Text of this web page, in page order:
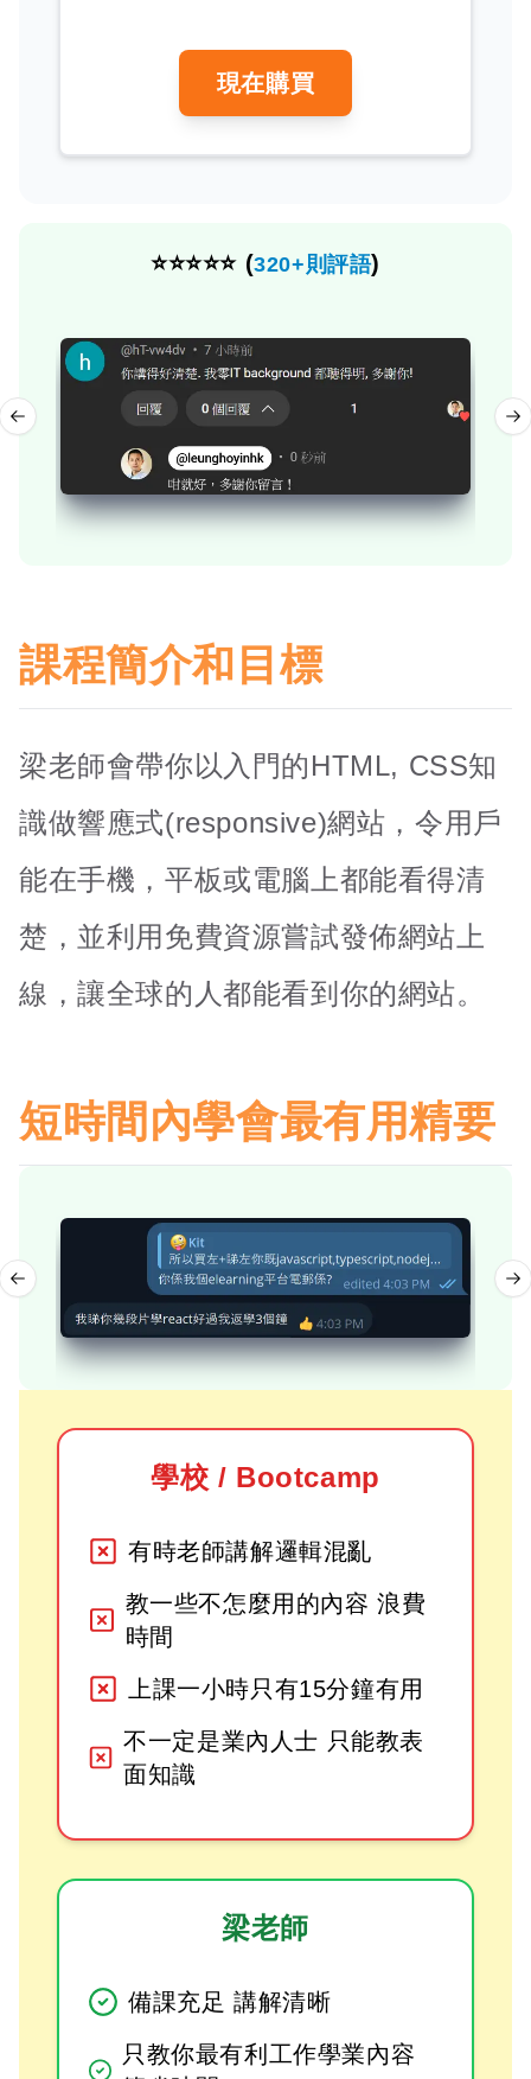
現在購買
⭐⭐⭐⭐⭐ (320+則評語)
Previous slide
課程簡介和目標
梁老師會帶你以入門的HTML, CSS知
識做響應式(responsive)網站，令用戶
能在手機，平板或電腦上都能看得清
楚，並利用免費資源嘗試發佈網站上
線，讓全球的人都能看到你的網站。
短時間內學會最有用精要
Previous slide
學校 / Bootcamp
有時老師講解邏輯混亂
教一些不怎麼用的內容 浪費
時間
上課一小時只有15分鐘有用
不一定是業內人士 只能教表
面知識
梁老師
備課充足 講解清晰
只教你最有利工作學業內容